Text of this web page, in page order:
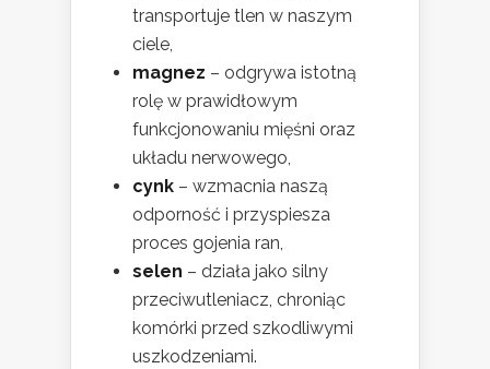
transportuje tlen w naszym
ciele,
magnez – odgrywa istotną
rolę w prawidłowym
funkcjonowaniu mięśni oraz
układu nerwowego,
cynk – wzmacnia naszą
odporność i przyspiesza
proces gojenia ran,
selen – działa jako silny
przeciwutleniacz, chroniąc
komórki przed szkodliwymi
uszkodzeniami.